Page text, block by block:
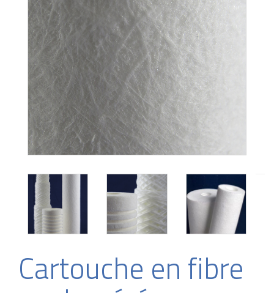
Cartouche en fibre